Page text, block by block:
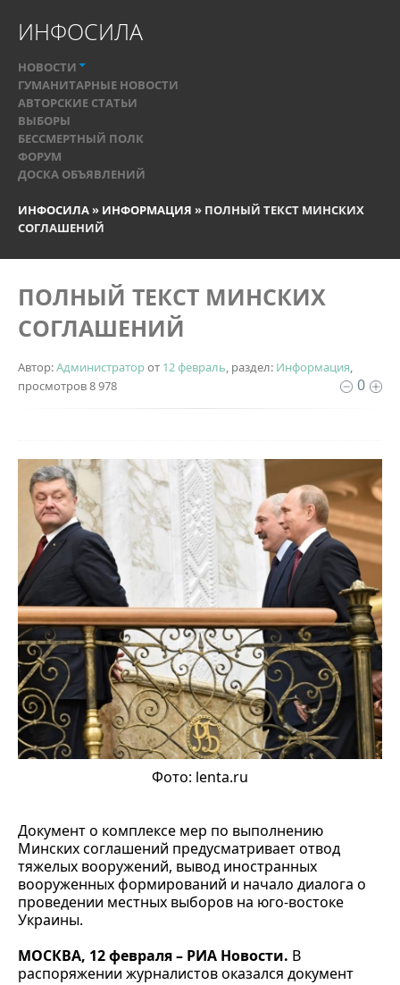
ИНФОСИЛА
НОВОСТИ
ГУМАНИТАРНЫЕ НОВОСТИ
АВТОРСКИЕ СТАТЬИ
ВЫБОРЫ
БЕССМЕРТНЫЙ ПОЛК
ФОРУМ
ДОСКА ОБЪЯВЛЕНИЙ
ИНФОСИЛА» ИНФОРМАЦИЯ » ПОЛНЫЙ ТЕКСТ МИНСКИХ
СОГЛАШЕНИЙ
ПОЛНЫЙ ТЕКСТ МИНСКИХ
СОГЛАШЕНИЙ
Автор:Администраторот 12 февраль, раздел: Информация,
просмотров 8 978
0
Фото: lenta.ru
Документ о комплексе мер по выполнению
Минских соглашений предусматривает отвод
тяжелых вооружений, вывод иностранных
вооруженных формирований и начало диалога о
проведении местных выборов на юго-востоке
Украины.
МОСКВА, 12 февраля – РИА Новости. В
распоряжении журналистов оказался документ